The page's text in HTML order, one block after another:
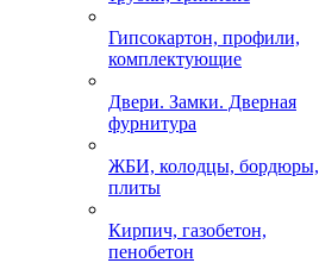
Гипсокартон, профили,
комплектующие
Двери. Замки. Дверная
фурнитура
ЖБИ, колодцы, бордюры,
плиты
Кирпич, газобетон,
пенобетон